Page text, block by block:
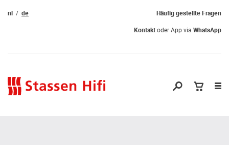
Häufig gestellte Fragen
nl
de
Kontaktoder App via WhatsApp